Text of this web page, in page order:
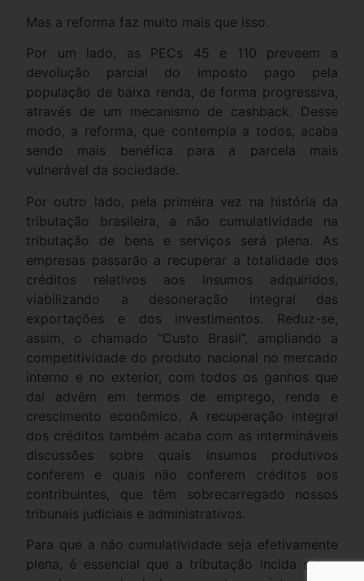
Mas a reforma faz muito mais que isso.
Por um lado, as PECs 45 e 110 preveem a
devolução parcial do imposto pago pela
população de baixa renda, de forma progressiva,
através de um mecanismo de cashback. Desse
modo, a reforma, que contempla a todos, acaba
sendo mais benéfica para a parcela mais
vulnerável da sociedade.
Por outro lado, pela primeira vez na história da
tributação brasileira, a não cumulatividade na
tributação de bens e serviços será plena. As
empresas passarão a recuperar a totalidade dos
créditos relativos aos insumos adquiridos,
viabilizando a desoneração integral das
exportações e dos investimentos. Reduz-se,
assim, o chamado “Custo Brasil”, ampliando a
competitividade do produto nacional no mercado
interno e no exterior, com todos os ganhos que
daí advêm em termos de emprego, renda e
crescimento econômico. A recuperação integral
dos créditos também acaba com as intermináveis
discussões sobre quais insumos produtivos
conferem e quais não conferem créditos aos
contribuintes, que têm sobrecarregado nossos
tribunais judiciais e administrativos.
Para que a não cumulatividade seja efetivamente
plena, é essencial que a tributação incida sobre